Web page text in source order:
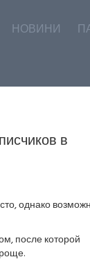
НОВИНИ
в
однако
после которой